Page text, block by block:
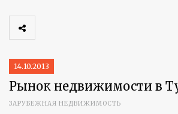
14.10.2013
Рынок недвижимости в
ЗАРУБЕЖНАЯ НЕДВИЖИМОСТЬ